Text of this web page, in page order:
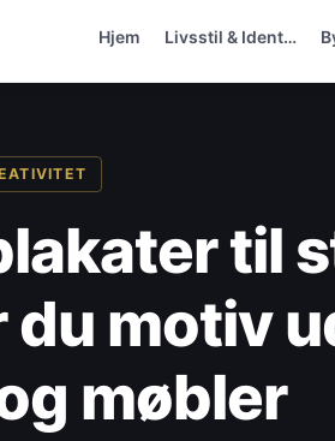
Hjem Livsstil & Ident…
til
motiv
møbler